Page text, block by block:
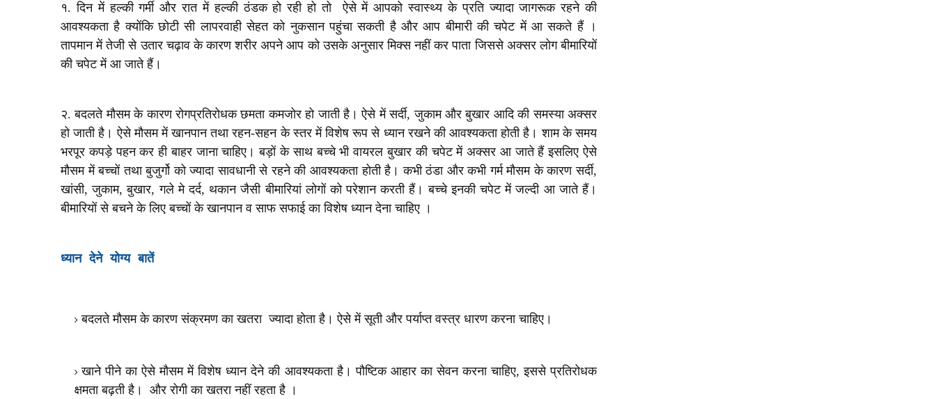
१. दिन में हल्की गर्मी और रात में हल्की ठंडक हो रही हो तो ऐसे में आपको स्वास्थ्य के प्रति ज्यादा जागरूक रहने की
आवश्यकता है क्योंकि छोटी सी लापरवाही सेहत को नुकसान पहुंचा सकती है और आप बीमारी की चपेट में आ सकते हैं ।
तापमान में तेजी से उतार चढ़ाव के कारण शरीर अपने आप को उसके अनुसार मिक्स नहीं कर पाता जिससे अक्सर लोग बीमारियों
की चपेट में आ जाते हैं।
२. बदलते मौसम के कारण रोगप्रतिरोधक छमता कमजोर हो जाती है। ऐसे में सर्दी, जुकाम और बुखार आदि की समस्या अक्सर
हो जाती है। ऐसे मौसम में खानपान तथा रहन-सहन के स्तर में विशेष रूप से ध्यान रखने की आवश्यकता होती है। शाम के समय
भरपूर कपड़े पहन कर ही बाहर जाना चाहिए। बड़ों के साथ बच्चे भी वायरल बुखार की चपेट में अक्सर आ जाते हैं इसलिए ऐसे
मौसम में बच्चों तथा बुजुर्गो को ज्यादा सावधानी से रहने की आवश्यकता होती है। कभी ठंडा और कभी गर्म मौसम के कारण सर्दी,
खांसी, जुकाम, बुखार, गले मे दर्द, थकान जैसी बीमारियां लोगों को परेशान करती हैं। बच्चे इनकी चपेट में जल्दी आ जाते हैं।
बीमारियों से बचने के लिए बच्चों के खानपान व साफ सफाई का विशेष ध्यान देना चाहिए ।
ध्यान देने योग्य बातें
बदलते मौसम के कारण संक्रमण का खतरा ज्यादा होता है। ऐसे में सूती और पर्याप्त वस्त्र धारण करना चाहिए।
खाने पीने का ऐसे मौसम में विशेष ध्यान देने की आवश्यकता है। पौष्टिक आहार का सेवन करना चाहिए, इससे प्रतिरोधक
क्षमता बढ़ती है। और रोगी का खतरा नहीं रहता है ।